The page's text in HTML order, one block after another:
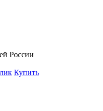
России
Купить